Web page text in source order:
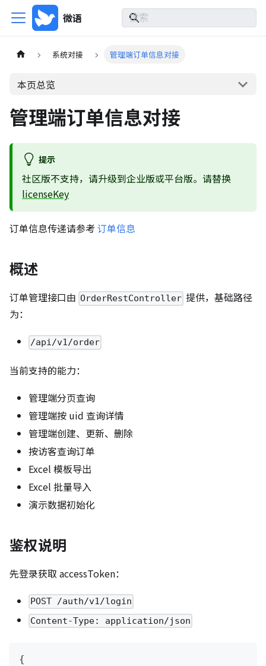
微语
系统对接 管理端订单信息对接
本页总览
管理端订单信息对接
提示
社区版不支持，请升级到企业版或平台版。请替换
licenseKey
订单信息传递请参考订单信息
概述
订单管理接口由 OrderRestController 提供，基础路径
为：
/api/v1/order
当前支持的能力：
管理端分页查询
管理端按 uid 查询详情
管理端创建、更新、删除
按访客查询订单
Excel 模板导出
Excel 批量导入
演示数据初始化
鉴权说明
先登录获取 accessToken：
POST /auth/v1/login
Content-Type: application/json
{